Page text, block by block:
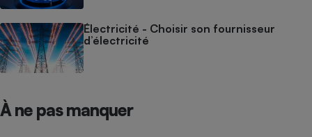
Électricité - Choisir son fournisseur
d’électricité
À ne pas manquer